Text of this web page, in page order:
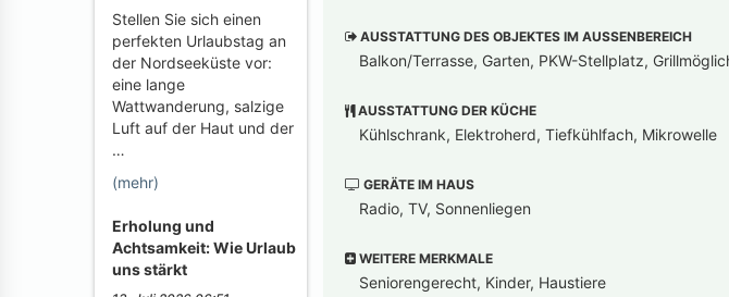
Stellen Sie sich einen
perfekten Urlaubstag an
der Nordseeküste vor:
eine lange
Wattwanderung, salzige
Luft auf der Haut und der
…
(mehr)
Erholung und
Achtsamkeit: Wie Urlaub
uns stärkt
AUSSTATTUNG DES OBJEKTES IM AUSSENBEREICH
Balkon/Terrasse, Garten, PKW-Stellplatz,
AUSSTATTUNG DER KÜCHE
Kühlschrank, Elektroherd, Tiefkühlfach, Mikrowelle
GERÄTE IM HAUS
Radio, TV, Sonnenliegen
WEITERE MERKMALE
Seniorengerecht, Kinder, Haustiere